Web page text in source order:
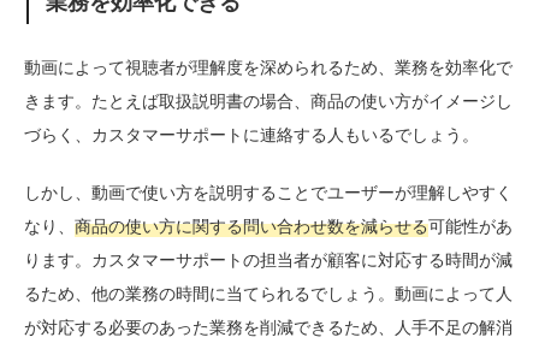
動画によって視聴者が理解度を深められるため、業務を効率化で
きます。たとえば取扱説明書の場合、商品の使い方がイメージし
づらく、カスタマーサポートに連絡する人もいるでしょう。
しかし、動画で使い方を説明することでユーザーが理解しやすく
なり、 商品の使い方に関する問い合わせ数を減らせる可能性があ
ります。カスタマーサポートの担当者が顧客に対応する時間が減
るため、他の業務の時間に当てられるでしょう。動画によって人
が対応する必要のあった業務を削減できるため、人手不足の解消